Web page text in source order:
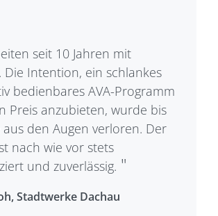
seit 10 Jahren mit
Die Intention, ein schlankes
bedienbares AVA-Programm
Preis anzubieten, wurde bis
den Augen verloren. Der
nach wie vor stets
und zuverlässig.
Stadtwerke Dachau